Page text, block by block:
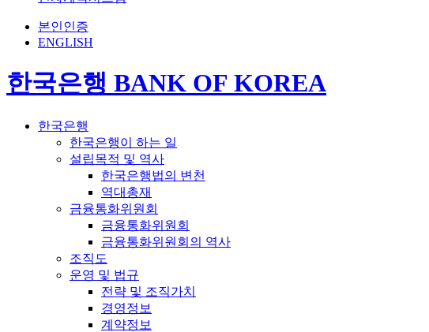
본인인증
ENGLISH
한국은행 BANK OF KOREA
한국은행
한국은행이 하는 일
설립목적 및 역사
한국은행법의 변천
역대총재
금융통화위원회
금융통화위원회
금융통화위원회의 역사
조직도
운영 및 법규
전략 및 조직가치
경영정보
계약정보